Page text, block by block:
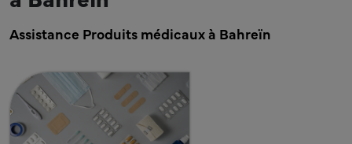
Assistance Produits médicaux à Bahreïn